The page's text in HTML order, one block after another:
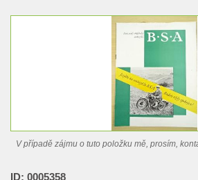
V případě zájmu o tuto položku mě, prosím,
ID: 0005358